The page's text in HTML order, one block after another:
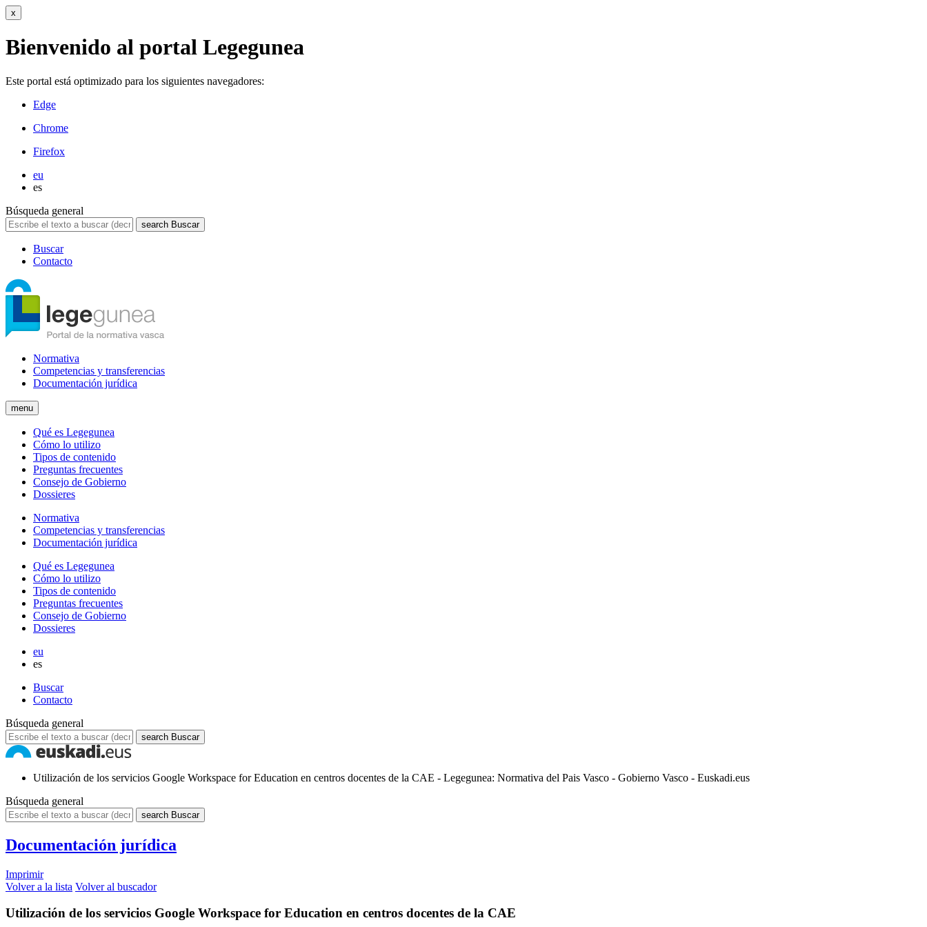
x
Bienvenido al portal Legegunea
Este portal está optimizado para los siguientes navegadores:
Edge
Chrome
Firefox
eu
es
Búsqueda general
search Buscar
Buscar
Contacto
Normativa
Competencias y transferencias
Documentación jurídica
menu
Qué es Legegunea
Cómo lo utilizo
Tipos de contenido
Preguntas frecuentes
Consejo de Gobierno
Dossieres
Normativa
Competencias y transferencias
Documentación jurídica
Qué es Legegunea
Cómo lo utilizo
Tipos de contenido
Preguntas frecuentes
Consejo de Gobierno
Dossieres
eu
es
Buscar
Contacto
Búsqueda general
search Buscar
Utilización de los servicios Google Workspace for Education en centros docentes de la CAE - Legegunea: Normativa del Pais Vasco - Gobierno Vasco - Euskadi.eus
Búsqueda general
search Buscar
Documentación jurídica
Imprimir
Volver a la lista Volver al buscador
Utilización de los servicios Google Workspace for Education en centros docentes de la CAE